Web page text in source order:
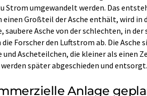
Strom umgewandelt werden. Das
einen Großteil der Asche enthält, wird in
saubere Asche von der schlechten, in
Forscher den Luftstrom ab. Die Asche
Ascheteilchen, die kleiner als einen
später abgeschieden und entsorgt.
Anlage